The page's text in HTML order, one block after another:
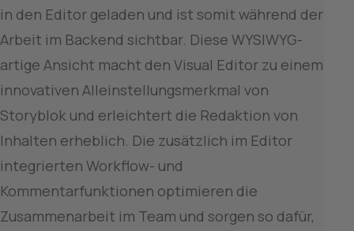
in den Editor geladen und ist somit während der
Arbeit im Backend sichtbar. Diese WYSIWYG-
artige Ansicht macht den Visual Editor zu einem
innovativen Alleinstellungsmerkmal von
Storyblok und erleichtert die Redaktion von
Inhalten erheblich. Die zusätzlich im Editor
integrierten Workflow- und
Kommentarfunktionen optimieren die
Zusammenarbeit im Team und sorgen so dafür,